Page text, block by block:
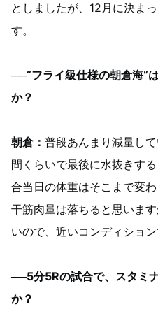
としましたが、12月に決ま
す。
──“フライ級仕様の朝倉海”
か？
朝倉： 普段あんまり減量し
間くらいで最後に水抜きす
合当日の体重はそこまで変
干筋肉量は落ちると思いま
いので、近いコンディション
──5分5Rの試合で、スタミ
か？